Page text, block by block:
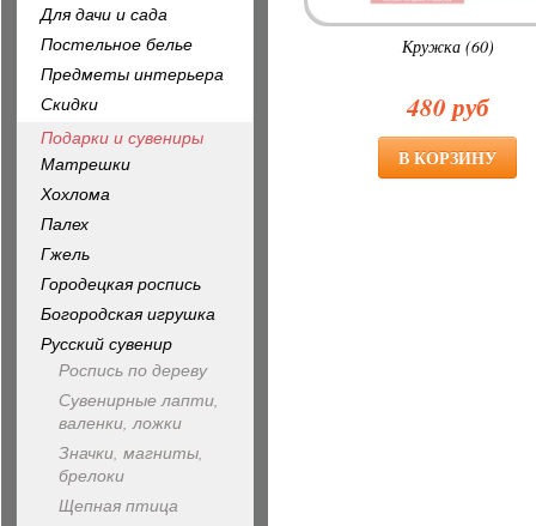
Кружка (60)
480 руб
Для дачи и сада
Постельное белье
Предметы интерьера
Скидки
Подарки и сувениры
Матрешки
Хохлома
Палех
Гжель
Городецкая роспись
Богородская игрушка
Русский сувенир
Роспись по дереву
Сувенирные лапти,
валенки, ложки
Значки, магниты,
брелоки
Щепная птица